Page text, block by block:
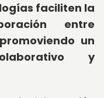
faciliten la
entre
un
y